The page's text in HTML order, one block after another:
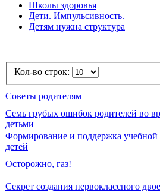
Школы здоровья
Дети. Импульсивность.
Детям нужна структура
Кол-во строк:
Советы родителям
Семь грубых ошибок родителей во
детьми
Формирование и поддержка учебной
детей
Осторожно, газ!
Секрет создания первоклассного